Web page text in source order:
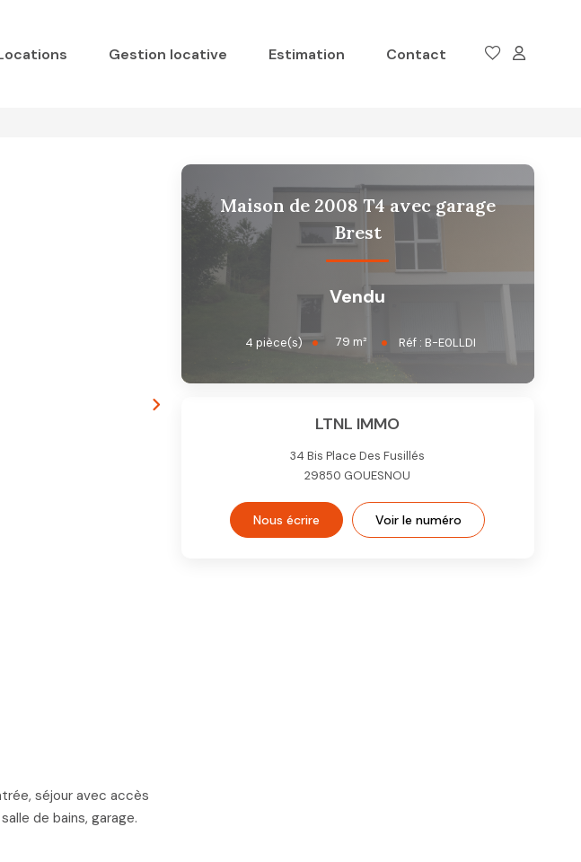
Gestion locative Estimation Contact
séjour avec accès
de bains, garage.
Maison de 2008 T4 avec garage
Brest
Vendu
4 pièce(s) 79 m² Réf : B-E0LLDI
LTNL IMMO
34 Bis Place Des Fusillés
29850 GOUESNOU
Nous écrire Voir le numéro